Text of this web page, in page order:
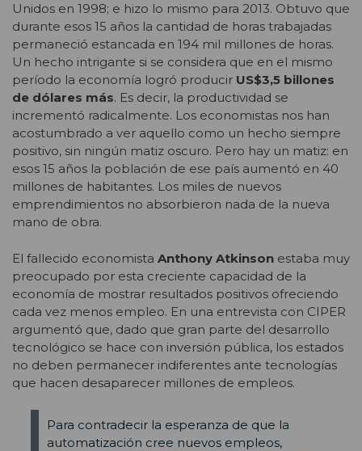
Unidos en 1998; e hizo lo mismo para 2013. Obtuvo que
durante esos 15 años la cantidad de horas trabajadas
permaneció estancada en 194 mil millones de horas.
Un hecho intrigante si se considera que en el mismo
período la economía logró producir US$3,5 billones
de dólares más. Es decir, la productividad se
incrementó radicalmente. Los economistas nos han
acostumbrado a ver aquello como un hecho siempre
positivo, sin ningún matiz oscuro. Pero hay un matiz: en
esos 15 años la población de ese país aumentó en 40
millones de habitantes. Los miles de nuevos
emprendimientos no absorbieron nada de la nueva
mano de obra.
El fallecido economista Anthony Atkinson estaba muy
preocupado por esta creciente capacidad de la
economía de mostrar resultados positivos ofreciendo
cada vez menos empleo. En una entrevista con CIPER
argumentó que, dado que gran parte del desarrollo
tecnológico se hace con inversión pública, los estados
no deben permanecer indiferentes ante tecnologías
que hacen desaparecer millones de empleos.
Para contradecir la esperanza de que la
automatización cree nuevos empleos,